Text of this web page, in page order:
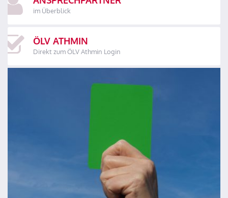
im Überblick
ÖLV ATHMIN
Direkt zum ÖLV Athmin Login